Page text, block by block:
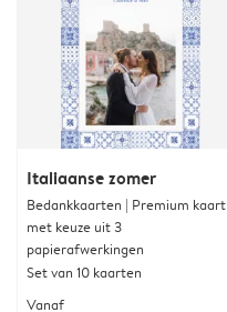
Italiaanse zomer
Bedankkaarten | Premium kaart
met keuze uit 3
papierafwerkingen
Set van 10 kaarten
Vanaf